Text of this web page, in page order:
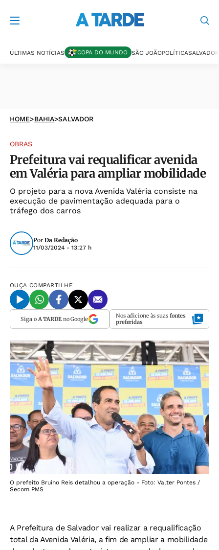
ÚLTIMAS NOTÍCIAS COPA DO MUNDO SÃO JOÃOPOLÍTICASALVADOR
HOME>BAHIA>SALVADOR
OBRAS
Prefeitura vai requalificar avenida
em Valéria para ampliar mobilidade
O projeto para a nova Avenida Valéria consiste na
execução de pavimentação adequada para o
tráfego dos carros
Por Da Redação
11/03/2024 - 13:27 h
OUÇA COMPARTILHE
Siga o A TARDEno Google Nos adicione às suas fontes
preferidas
O prefeito Bruino Reis detalhou a operação - Foto: Valter Pontes /
Secom PMS
A Prefeitura de Salvador vai realizar a requalificação
total da Avenida Valéria, a fim de ampliar a mobilidade